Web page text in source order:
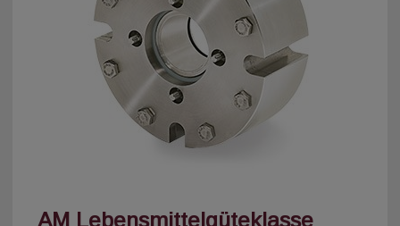
AM Lebensmittelgüteklasse